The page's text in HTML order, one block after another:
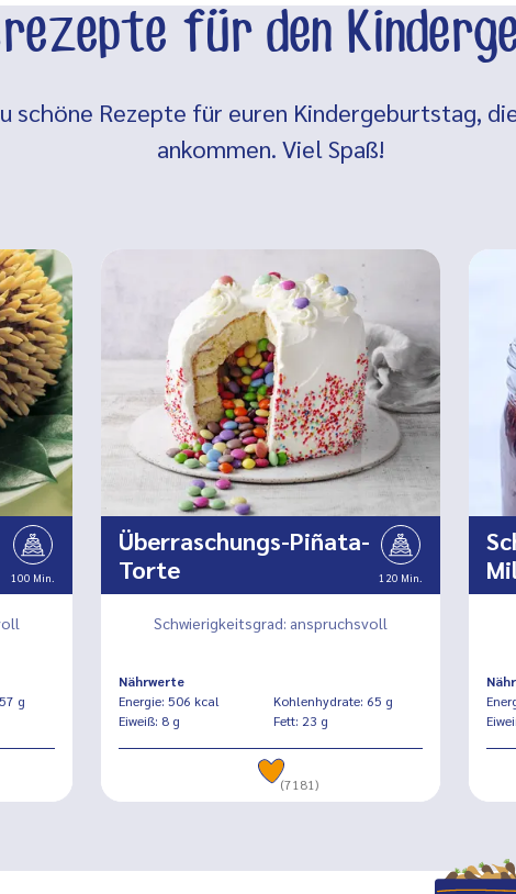
für den
schöne Rezepte für euren Kindergeburtstag,
ankommen. Viel Spaß!
100 Min.
Kohlenhydrate: 57 g
Überraschungs-Piñata-
Torte
120 Min.
Schwierigkeitsgrad: anspruchsvoll
Nährwerte
Energie: 506 kcal
Eiweiß: 8 g
Kohlenhydrate: 65 g
Fett: 23 g
(7181)